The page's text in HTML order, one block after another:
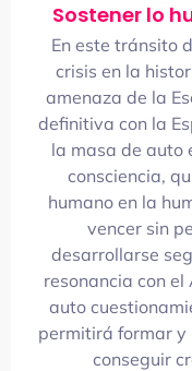
Sostener lo
En este tránsito
crisis en la
amenaza de la
definitiva con la
la masa de auto
consciencia,
humano en la
vencer sin
desarrollarse
resonancia con
auto
permitirá formar y
conseguir